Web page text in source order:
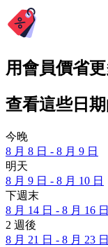
用會員價省
查看這些日
今晚
8 月 8 日 - 8 月 9 日
明天
8 月 9 日 - 8 月 10 日
下週末
8 月 14 日 - 8 月 16 日
2 週後
8 月 21 日 - 8 月 23 日